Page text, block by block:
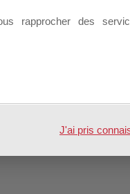
WordPress
rapprocher des
J'ai pris